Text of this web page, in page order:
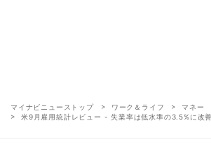
マイナビニューストップ ワーク＆ライフ
マネー
米9月雇用統計レビュー - 失業率は低水準の3.5%に改